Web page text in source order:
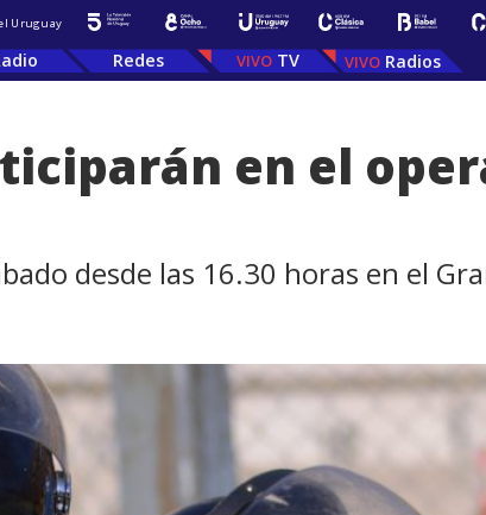
Uruguay
Redes TV Radios
en el
desde las 16.30 horas en el